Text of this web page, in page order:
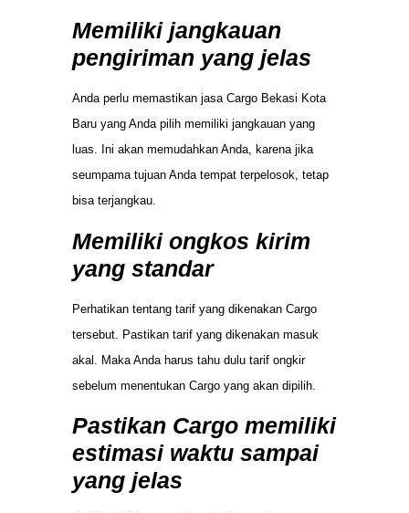
Memiliki jangkauan
pengiriman yang jelas
Anda perlu memastikan jasa Cargo Bekasi Kota
Baru yang Anda pilih memiliki jangkauan yang
luas. Ini akan memudahkan Anda, karena jika
seumpama tujuan Anda tempat terpelosok, tetap
bisa terjangkau.
Memiliki ongkos kirim
yang standar
Perhatikan tentang tarif yang dikenakan Cargo
tersebut. Pastikan tarif yang dikenakan masuk
akal. Maka Anda harus tahu dulu tarif ongkir
sebelum menentukan Cargo yang akan dipilih.
Pastikan Cargo memiliki
estimasi waktu sampai
yang jelas